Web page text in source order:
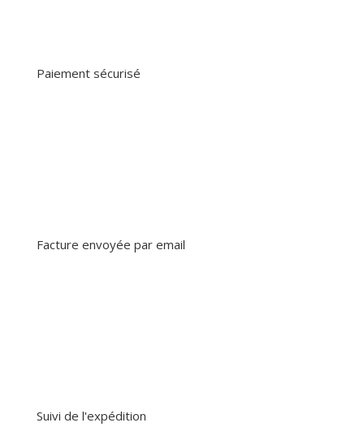
Paiement sécurisé
Facture envoyée par email
Suivi de l'expédition